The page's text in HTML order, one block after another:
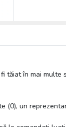
tăiat în mai multe
(0), un